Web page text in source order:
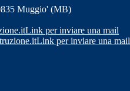
Muggio' (MB)
Link per inviare una mail
Link per inviare una mail